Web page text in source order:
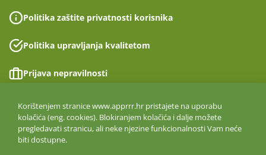
Politika zaštite privatnosti korisnika
Politika upravljanja kvalitetom
Prijava nepravilnosti
Izjava o pristupačnosti
Politika informacijske sigurnosti
Korištenjem stranice www.apprrr.hr pristajete na uporabu
kolačića (eng. cookies). Blokiranjem kolačića i dalje možete
pregledavati stranicu, ali neke njezine funkcionalnosti Vam neće
biti dostupne.